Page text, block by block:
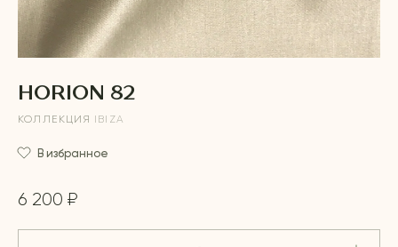
HORION 82
КОЛЛЕКЦИЯ IBIZA
В избранное
6 200 ₽